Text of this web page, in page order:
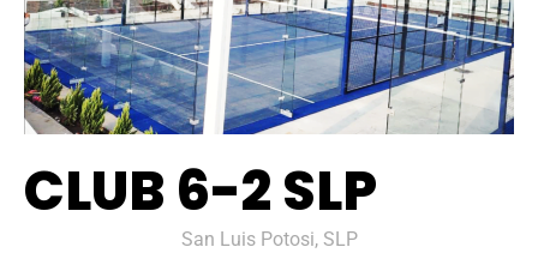
CLUB 6-2 SLP
San Luis Potosi, SLP